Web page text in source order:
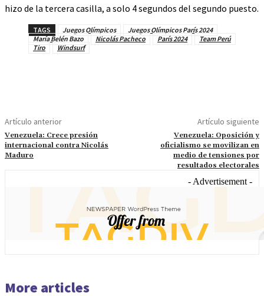
hizo de la tercera casilla, a solo 4 segundos del segundo puesto.
TAGS Juegos Olímpicos
Juegos Olímpicos París 2024
María Belén Bazo
Nicolás Pacheco París 2024
Team Perú
Tiro
Windsurf
Artículo anterior
Venezuela: Crece presión
internacional contra Nicolás
Maduro
Artículo siguiente
Venezuela: Oposición y
oficialismo se movilizan en
medio de tensiones por
resultados electorales
- Advertisement -
More articles